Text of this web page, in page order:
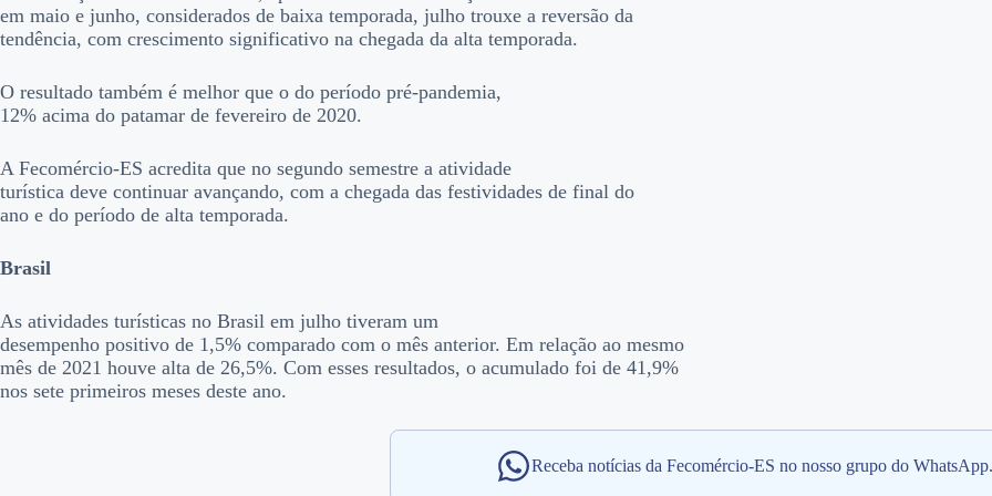
em maio e junho, considerados de baixa temporada, julho trouxe a reversão da
tendência, com crescimento significativo na chegada da alta temporada.
O resultado também é melhor que o do período pré-pandemia,
12% acima do patamar de fevereiro de 2020.
A Fecomércio-ES acredita que no segundo semestre a atividade
turística deve continuar avançando, com a chegada das festividades de final do
ano e do período de alta temporada.
Brasil
As atividades turísticas no Brasil em julho tiveram um
desempenho positivo de 1,5% comparado com o mês anterior. Em relação ao mesmo
mês de 2021 houve alta de 26,5%. Com esses resultados, o acumulado foi de 41,9%
nos sete primeiros meses deste ano.
Receba notícias da Fecomércio-ES no nosso grupo do WhatsApp.